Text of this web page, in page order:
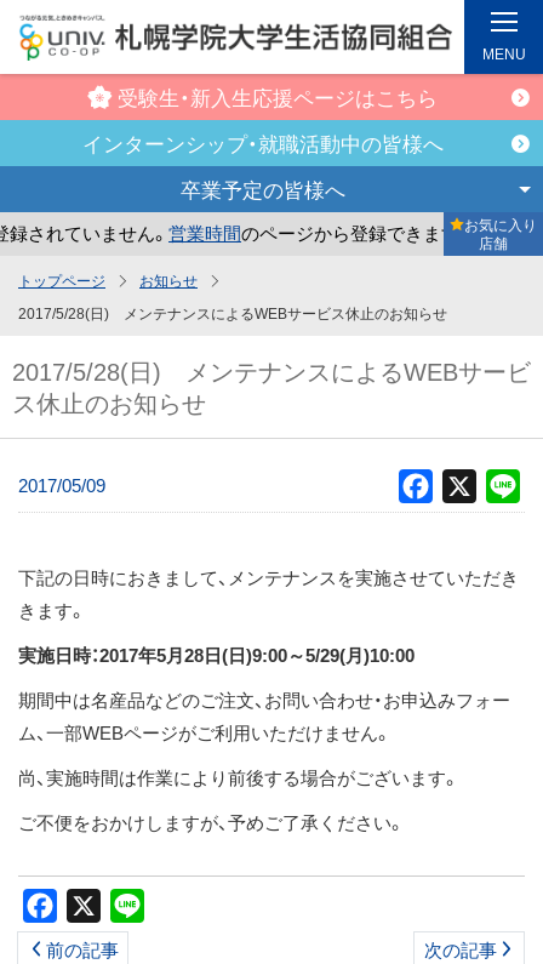
コ
ン
テ
受験生・新入生応援ページはこちら
インターンシップ・就職活動中の皆様へ
卒業予定の皆様へ
れていません。営業時間のページから登録できます。 ま
お気に入り
店舗
MENU
トップページ
お知らせ
2017/5/28(日) メンテナンスによるWEBサービス休止のお知らせ
2017/5/28(日) メンテナンスによるWEBサービ
ス休止のお知らせ
2017/05/09 Facebook
下記の日時におきまして、メンテナンスを実施させていただき
きます。
実施日時：2017年5月28日(日)9:00～5/29(月)10:00
期間中は名産品などのご注文、お問い合わせ・お申込みフォー
ム、一部WEBページがご利用いただけません。
尚、実施時間は作業により前後する場合がございます。
ご不便をおかけしますが、予めご了承ください。
Facebook
前の記事 次の記事